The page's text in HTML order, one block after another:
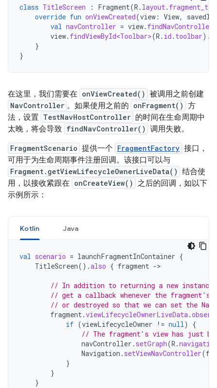
class TitleScreen : Fragment(R . layout .
override fun onViewCreated(view : View,
val navController = view. findNavController
view. findViewById<Toolbar>(R . id . toolbar).
}
}
在这里，我们需要在 onViewCreated() 被调用之前创建
NavController 。如果使用之前的 onFragment() 方
法，设置 TestNavHostController 的时间在生命周期中
太晚，将会导致 findNavController() 调用失败。
FragmentScenario 提供一个 FragmentFactory 接口，
可用于为生命周期事件注册回调。该接口可以与
Fragment.getViewLifecycleOwnerLiveData() 结合使
用，以接收紧跟在 onCreateView()
之后的回调，如以下
示例所示：
Kotlin Java
val scenario = launchFragmentInContainer {
TitleScreen().also { fragment ->
// In addition to returning a new instance
// get a callback whenever the fragment's
// or destroyed so that we can set the
fragment .viewLifecycleOwnerLiveData .
if (viewLifecycleOwner != null )
{
// The fragment's view has just
navController . setGraph(R .
Navigation . setViewNavController(
}
}
}